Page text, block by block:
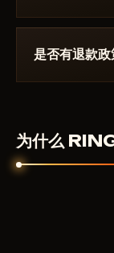
通过加密货币
得访问权限——
是否有退款政
为什么